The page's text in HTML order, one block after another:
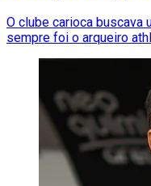
O clube carioca buscava
sempre foi o arqueiro